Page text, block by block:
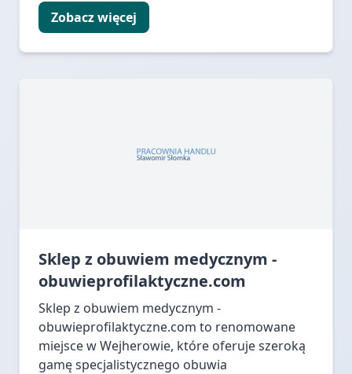
Zobacz więcej
Sklep z obuwiem medycznym -
obuwieprofilaktyczne.com
Sklep z obuwiem medycznym -
obuwieprofilaktyczne.com to renomowane
miejsce w Wejherowie, które oferuje szeroką
gamę specjalistycznego obuwia